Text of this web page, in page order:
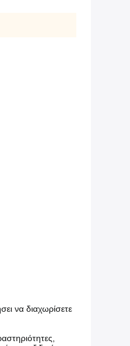
να διαχωρίσετε